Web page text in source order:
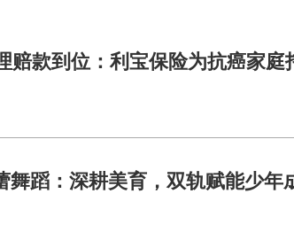
赔款到位：利宝保险为抗癌家庭
舞蹈：深耕美育，双轨赋能少年